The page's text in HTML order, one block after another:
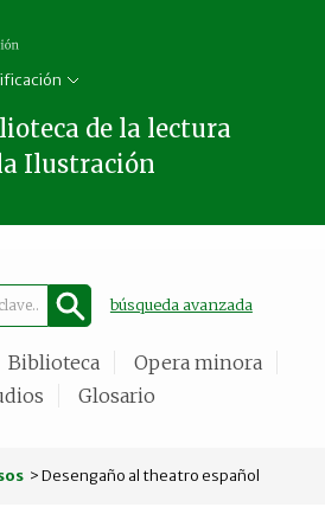
de la lectura
Ilustración
búsqueda avanzada
Biblioteca
Opera minora
Glosario
> Desengaño al theatro español